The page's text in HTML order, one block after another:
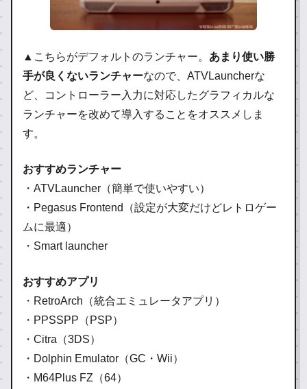
▲こちらがデフォルトのランチャー。 あまり使い勝
手が良くないランチャーなので、ATVLauncherな
ど、コントローラー入力に対応したグラフィカルな
ランチャーを改めて導入することをオススメしま
す。
おすすめランチャー
・ATVLauncher（簡単で使いやすい）
・Pegasus Frontend（設定が大変だけどレトロゲー
ムに最適）
・Smart launcher
おすすめアプリ
・RetroArch（統合エミュレータアプリ）
・PPSSPP（PSP）
・Citra（3DS）
・Dolphin Emulator（GC・Wii）
・M64Plus FZ（64）